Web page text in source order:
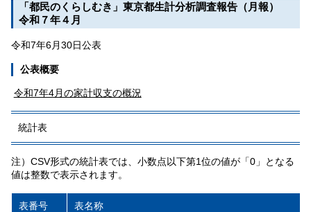
「都民のくらしむき」東京都生計分析調査報告（月報）
令和７年４月
令和7年6月30日公表
公表概要
令和7年4月の家計収支の概況
統計表
注）CSV形式の統計表では、小数点以下第1位の値が「0」となる
値は整数で表示されます。
表番号 表名称